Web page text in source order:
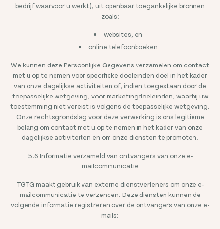
bedrijf waarvoor u werkt), uit openbaar toegankelijke bronnen
zoals:
websites, en
online telefoonboeken
We kunnen deze Persoonlijke Gegevens verzamelen om contact
met u op te nemen voor specifieke doeleinden doel in het kader
van onze dagelijkse activiteiten of, indien toegestaan door de
toepasselijke wetgeving, voor marketingdoeleinden, waarbij uw
toestemming niet vereist is volgens de toepasselijke wetgeving.
Onze rechtsgrondslag voor deze verwerking is ons legitieme
belang om contact met u op te nemen in het kader van onze
dagelijkse activiteiten en om onze diensten te promoten.
5.6 Informatie verzameld van ontvangers van onze e-
mailcommunicatie
TGTG maakt gebruik van externe dienstverleners om onze e-
mailcommunicatie te verzenden. Deze diensten kunnen de
volgende informatie registreren over de ontvangers van onze e-
mails: